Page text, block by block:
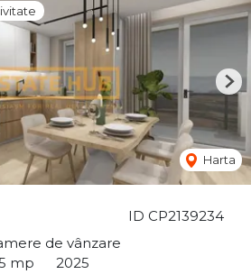
ID CP2139234
de vânzare
mp 2025
Harta